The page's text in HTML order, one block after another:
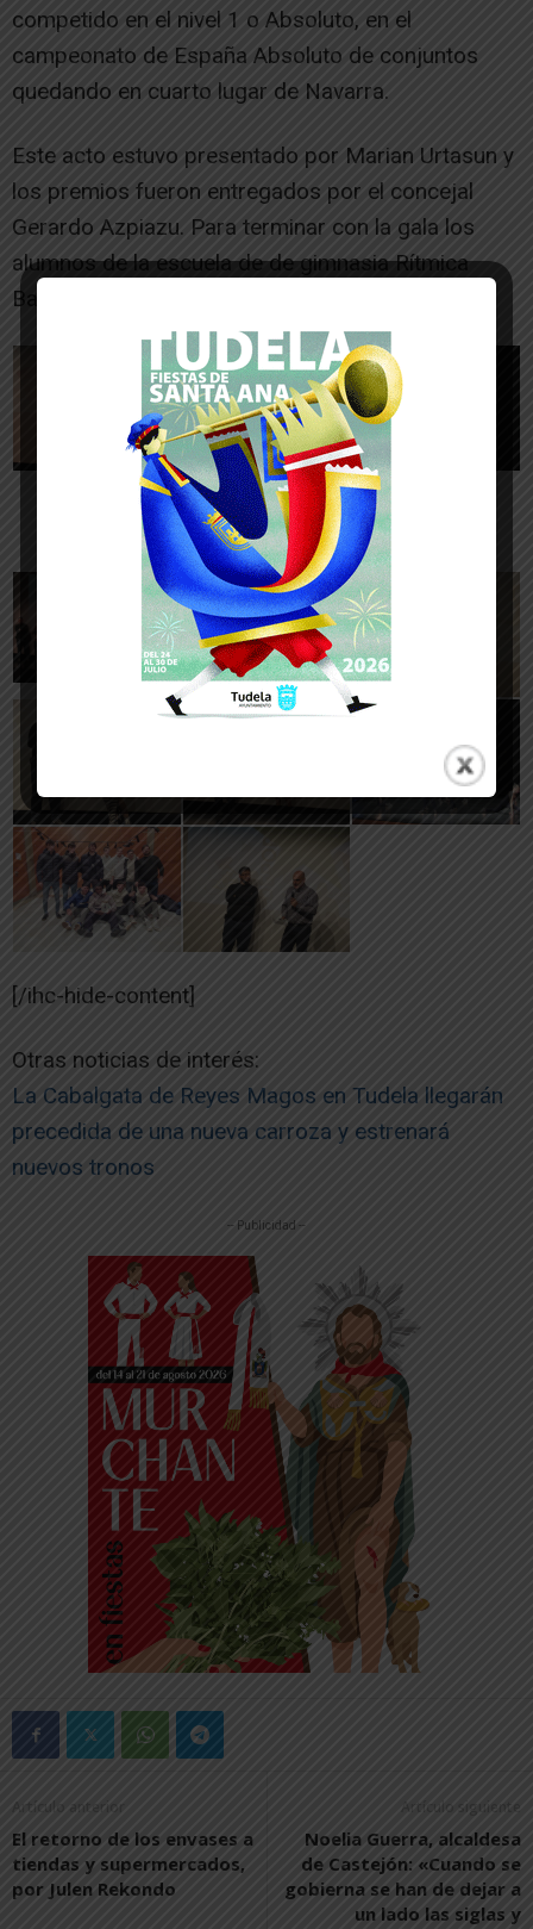
competido en el nivel 1 o Absoluto, en el
campeonato de España Absoluto de conjuntos
quedando en cuarto lugar de Navarra.
Este acto estuvo presentado por Marian Urtasun y
los premios fueron entregados por el concejal
Gerardo Azpiazu. Para terminar con la gala los
alumnos de la escuela de de gimnasia Rítmica
Bailaron una canción.
[/ihc-hide-content]
Otras noticias de interés:
La Cabalgata de Reyes Magos en Tudela llegarán
precedida de una nueva carroza y estrenará
nuevos tronos
-- Publicidad --
Artículo anterior
El retorno de los envases a
tiendas y supermercados,
por Julen Rekondo
Artículo siguiente
Noelia Guerra, alcaldesa
de Castejón: «Cuando se
gobierna se han de dejar a
un lado las siglas y